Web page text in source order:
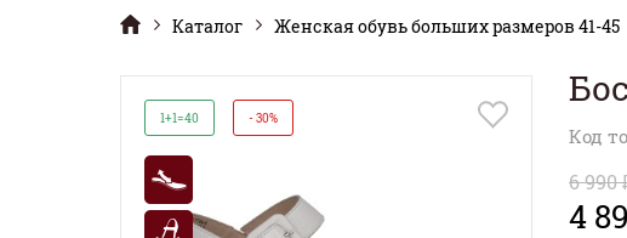
Каталог Женская обувь больших размеров 41-45
1+1=40 - 30%
Код
6 990
4